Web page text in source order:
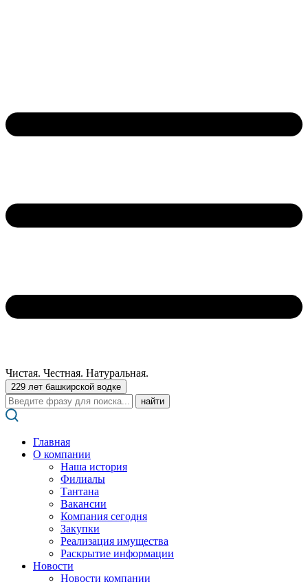
Чистая. Честная. Натуральная.
229 лет башкирской водке
Поиск:
Главная
О компании
Наша история
Филиалы
Тантана
Вакансии
Компания сегодня
Закупки
Реализация имущества
Раскрытие информации
Новости
Новости компании